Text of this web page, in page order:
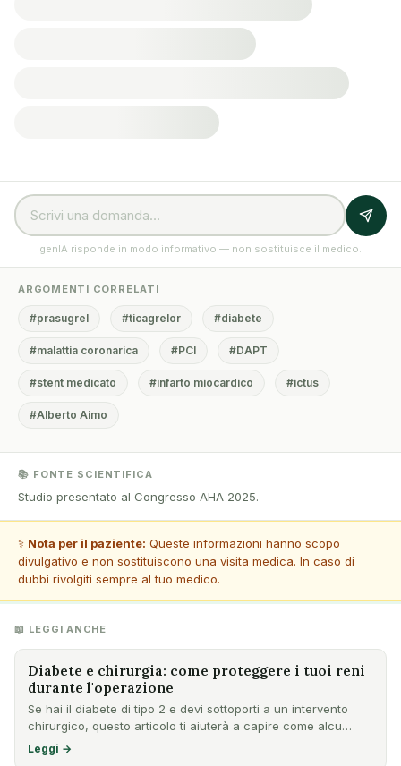
genIA risponde in modo informativo — non sostituisce il medico.
ARGOMENTI CORRELATI
#prasugrel #ticagrelor #diabete
#malattia coronarica #PCI #DAPT
#stent medicato #infarto miocardico #ictus
#Alberto Aimo
📚 FONTE SCIENTIFICA
Studio presentato al Congresso AHA 2025.
⚕️ Nota per il paziente: Queste informazioni hanno scopo
divulgativo e non sostituiscono una visita medica. In caso di
dubbi rivolgiti sempre al tuo medico.
📖 LEGGI ANCHE
Diabete e chirurgia: come proteggere i tuoi reni
durante l'operazione
Se hai il diabete di tipo 2 e devi sottoporti a un intervento
chirurgico, questo articolo ti aiuterà a capire come alcu…
Leggi →